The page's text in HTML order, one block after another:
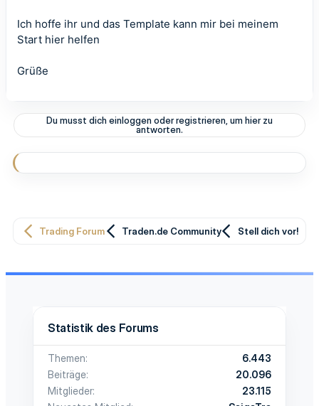
Ich hoffe ihr und das Template kann mir bei meinem
Start hier helfen
Grüße
Du musst dich einloggen oder registrieren, um hier zu
antworten.
Trading Forum Traden.de Community Stell dich vor!
Statistik des Forums
Themen
6.443
Beiträge
20.096
Mitglieder
23.115